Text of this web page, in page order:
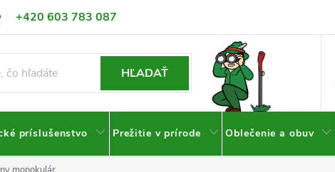
+420 603 783 087
HĽADAŤ
príslušenstvo Prežitie v prírode Oblečenie a obuv